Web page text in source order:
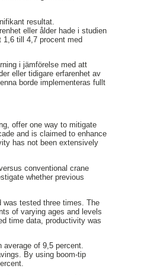
resultat.
eller ålder hade i studien
1,6 till 4,7 procent med
i jämförelse med att
eller tidigare erfarenhet av
borde implementeras fullt
offer one way to mitigate
and is claimed to enhance
has not been extensively
conventional crane
whether previous
was tested three times. The
of varying ages and levels
time data, productivity was
average of 9,5 percent.
By using boom-tip